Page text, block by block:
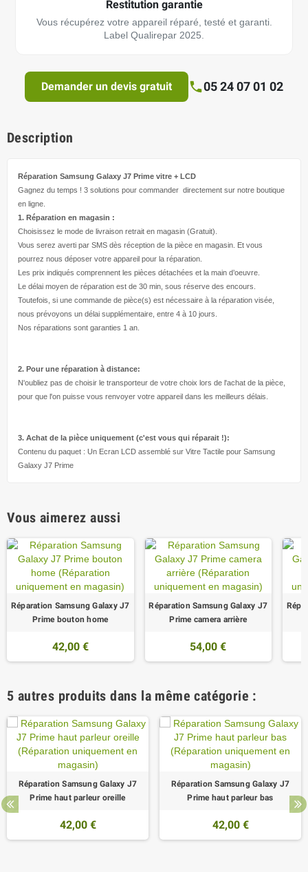
Restitution garantie
Vous récupérez votre appareil réparé, testé et garanti.
Label Qualirepar 2025.
Demander un devis gratuit 05 24 07 01 02
Description
Réparation Samsung Galaxy J7 Prime vitre + LCD
Gagnez du temps ! 3 solutions pour commander directement sur notre boutique
en ligne.
1. Réparation en magasin :
Choisissez le mode de livraison retrait en magasin (Gratuit).
Vous serez averti par SMS dès réception de la pièce en magasin. Et vous
pourrez nous déposer votre appareil pour la réparation.
Les prix indiqués comprennent les pièces détachées et la main d’oeuvre
Le délai moyen de réparation est de 30 min, sous réserve des encours.
Toutefois, si une commande de pièce(s) est nécessaire à la réparation visée,
nous prévoyons un délai supplémentaire, entre 4 à 10 jours.
Nos réparations sont garanties 1 an.
2. Pour une réparation à distance:
N'oubliez pas de choisir le transporteur de votre choix lors de l'achat de la pièce,
pour que l'on puisse vous renvoyer votre appareil dans les meilleurs délais.
3. Achat de la pièce uniquement (c'est vous qui réparait !):
Contenu du paquet : Un Ecran LCD assemblé sur Vitre Tactile pour Samsung
Galaxy J7 Prime
Vous aimerez aussi
Réparation Samsung Galaxy J7
Prime bouton home
42,00 €
Réparation Samsung Galaxy J7
Prime camera arrière
54,00 €
5 autres produits dans la même catégorie :
Réparation Samsung Galaxy J7
Prime haut parleur oreille
42,00 €
Réparation Samsung Galaxy J7
Prime haut parleur bas
42,00 €